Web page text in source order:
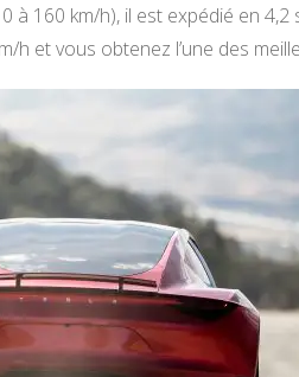
à 160 km/h), il est expédié en 4,2
h et vous obtenez l’une des